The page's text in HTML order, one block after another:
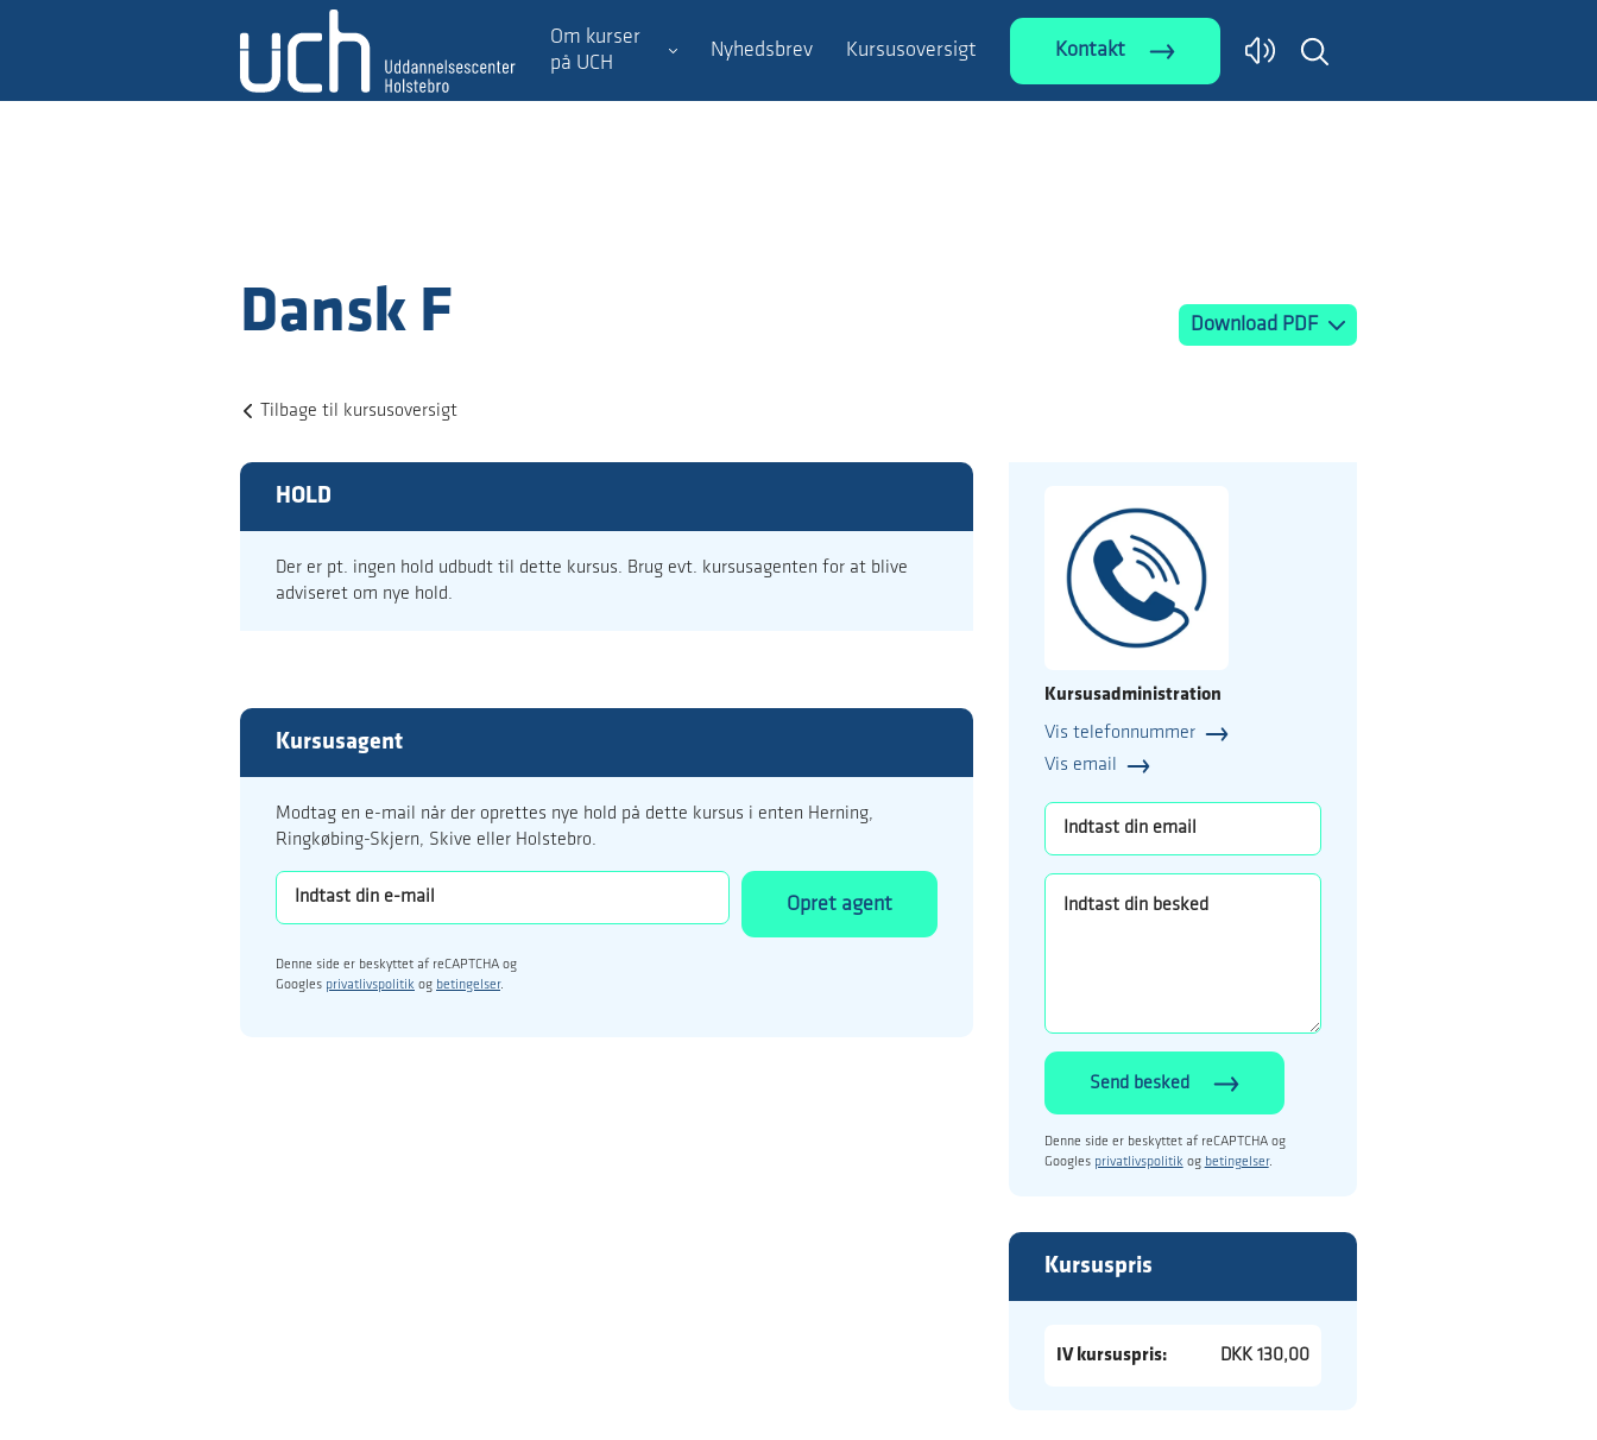
Om kurser
på UCH
Nyhedsbrev Kursusoversigt Kontakt
Dansk F Download PDF
Tilbage til kursusoversigt
HOLD
Der er pt. ingen hold udbudt til dette kursus. Brug evt. kursusagenten for at blive
adviseret om nye hold.
Kursusagent
Modtag en e-mail når der oprettes nye hold på dette kursus i enten Herning,
Ringkøbing-Skjern, Skive eller Holstebro.
Opret agent
Denne side er beskyttet af reCAPTCHA og
Googles privatlivspolitik og betingelser.
Kursusadministration
Vis telefonnummer
Vis email
Send besked
Denne side er beskyttet af reCAPTCHA og
Googles privatlivspolitik og betingelser.
Kursuspris
IV kursuspris: DKK 130,00